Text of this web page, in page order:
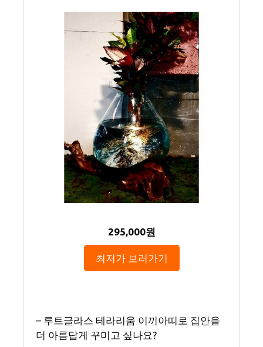
295,000원
최저가 보러가기
– 루트글라스 테라리움 이끼아띠로 집안을
더 아름답게 꾸미고 싶나요?